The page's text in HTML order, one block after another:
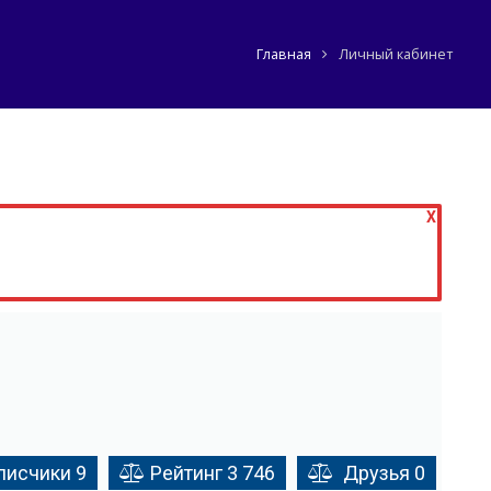
Главная Личный кабинет
X
9 Рейтинг 3 746 Друзья 0